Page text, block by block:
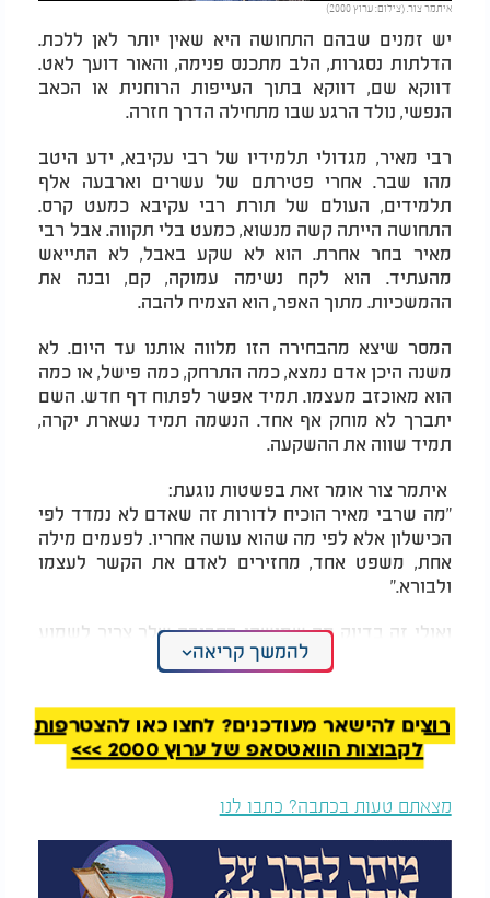
Video
איתמר צור. (צילום: ערוץ 2000)
יש זמנים שבהם התחושה היא שאין יותר לאן ללכת.
הדלתות נסגרות, הלב מתכנס פנימה, והאור דועך לאט.
דווקא שם, דווקא בתוך העייפות הרוחנית או הכאב
הנפשי, נולד הרגע שבו מתחילה הדרך חזרה.
רבי מאיר, מגדולי תלמידיו של רבי עקיבא, ידע היטב
מהו שבר. אחרי פטירתם של עשרים וארבעה אלף
תלמידים, העולם של תורת רבי עקיבא כמעט קרס.
התחושה הייתה קשה מנשוא, כמעט בלי תקווה. אבל רבי
מאיר בחר אחרת. הוא לא שקע באבל, לא התייאש
מהעתיד. הוא לקח נשימה עמוקה, קם, ובנה את
ההמשכיות. מתוך האפר, הוא הצמיח להבה.
המסר שיצא מהבחירה הזו מלווה אותנו עד היום. לא
משנה היכן אדם נמצא, כמה התרחק, כמה פישל, או כמה
הוא מאוכזב מעצמו. תמיד אפשר לפתוח דף חדש. השם
יתברך לא מוחק אף אחד. הנשמה תמיד נשארת יקרה,
תמיד שווה את ההשקעה.
איתמר צור אומר זאת בפשטות נוגעת:
"מה שרבי מאיר הוכיח לדורות זה שאדם לא נמדד לפי
הכישלון אלא לפי מה שהוא עושה אחריו. לפעמים מילה
אחת, משפט אחד, מחזירים לאדם את הקשר לעצמו
ולבורא."
ואולי זה בדיוק מה שמישהו בסביבה שלך צריך לשמוע
היום. תזכורת קטנה לכך שהוא לא לבד. שהוא עדיין
אהוב. שהוא עדיין בן של מלך.
להמשך קריאה
רוצים להישאר מעודכנים? לחצו כאן להצטרפות
לקבוצות הוואטסאפ של ערוץ 2000 >>>
מצאתם טעות בכתבה? כתבו לנו